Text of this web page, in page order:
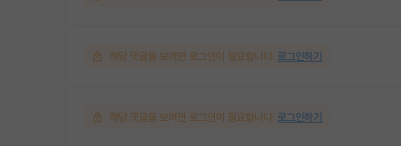
해당 댓글을 보려면 로그인이 필요합니다. 로그인하기
해당 댓글을 보려면 로그인이 필요합니다. 로그인하기